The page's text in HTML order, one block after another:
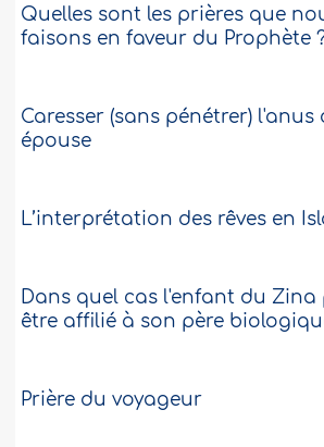
Quelles sont les prières que
faisons en faveur du Prophète
Caresser (sans pénétrer) l'anus
épouse
L’interprétation des rêves en
Dans quel cas l'enfant du Zina
être affilié à son père
Prière du voyageur